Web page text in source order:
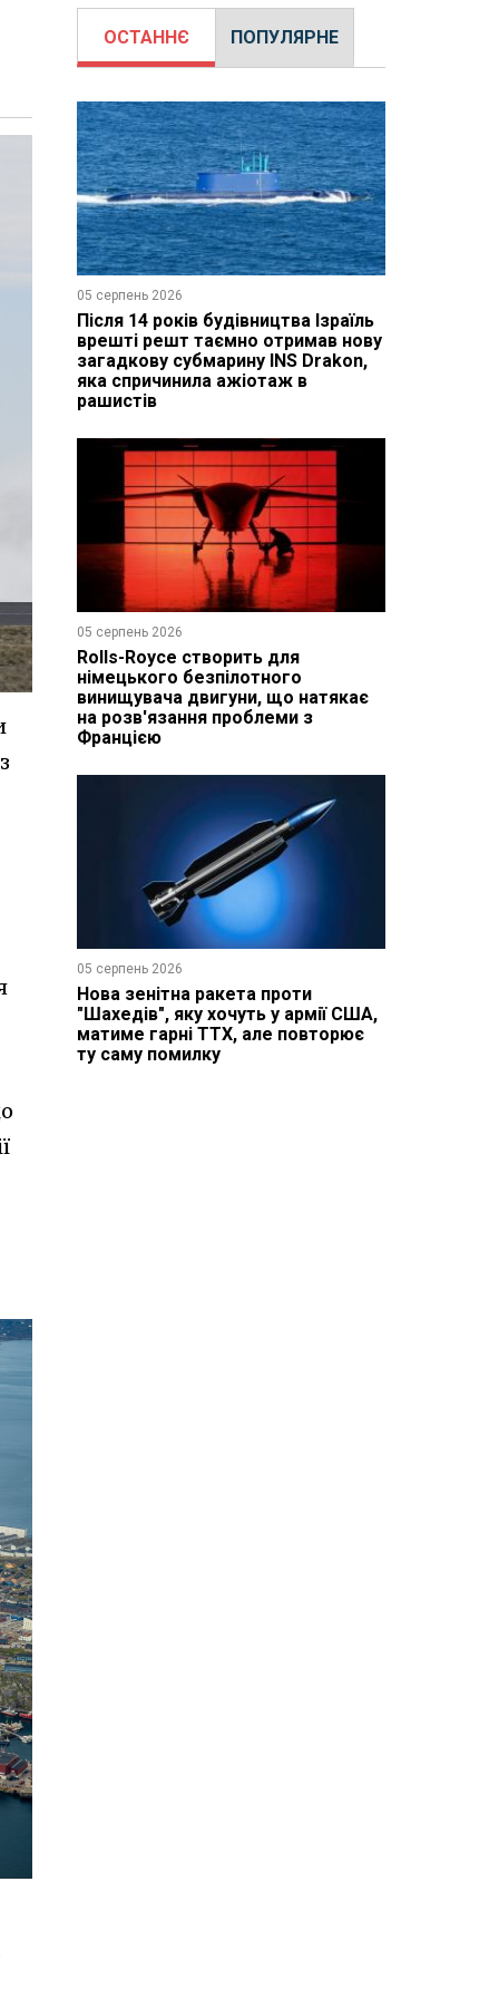
ОСТАННЄ ПОПУЛЯРНЕ
05 серпень 2026
Після 14 років будівництва Ізраїль
врешті решт таємно отримав нову
загадкову субмарину INS Drakon,
яка спричинила ажіотаж в
рашистів
05 серпень 2026
Rolls-Royce створить для
німецького безпілотного
винищувача двигуни, що натякає
на розв'язання проблеми з
Францією
05 серпень 2026
Нова зенітна ракета проти
"Шахедів", яку хочуть у армії США,
матиме гарні ТТХ, але повторює
ту саму помилку